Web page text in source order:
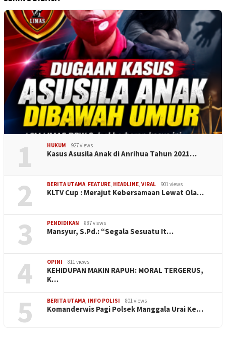
1 HUKUM 927 views
Kasus Asusila Anak di Anrihua Tahun 2021…
2 BERITA UTAMA, FEATURE, HEADLINE, VIRAL 901 views
KLTV Cup : Merajut Kebersamaan Lewat Ola…
3 PENDIDIKAN 887 views
Mansyur, S.Pd.: “Segala Sesuatu It…
4 OPINI 811 views
KEHIDUPAN MAKIN RAPUH: MORAL TERGERUS,
K…
5 BERITA UTAMA, INFO POLISI 801 views
Komanderwis Pagi Polsek Manggala Urai Ke…